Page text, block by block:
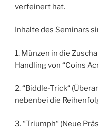
verfeinert hat.
Inhalte des Seminars
1. Münzen in die
Handling von “Coins
2. “Biddle-Trick“
nebenbei die
3. “Triumph“ (Neue